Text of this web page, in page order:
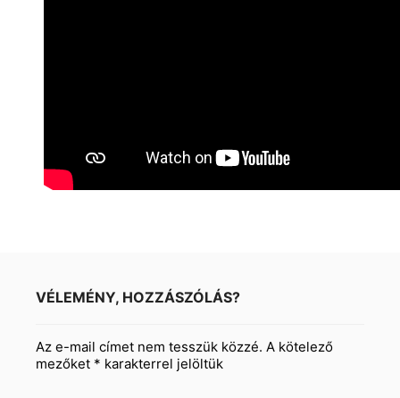
VÉLEMÉNY, HOZZÁSZÓLÁS?
Az e-mail címet nem tesszük közzé. A kötelező
mezőket * karakterrel jelöltük